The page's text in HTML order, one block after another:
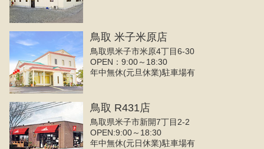
鳥取 米子米原店
鳥取県米子市米原4丁目6-30
OPEN：9:00～18:30
年中無休(元旦休業)駐車場有
鳥取 R431店
鳥取県米子市新開7丁目2-2
OPEN:9:00～18:30
年中無休(元日休業)駐車場有